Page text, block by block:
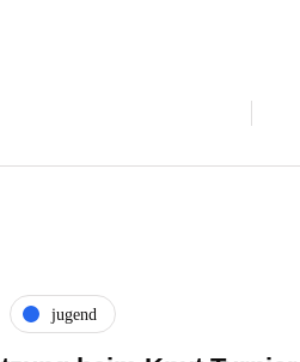
jugend